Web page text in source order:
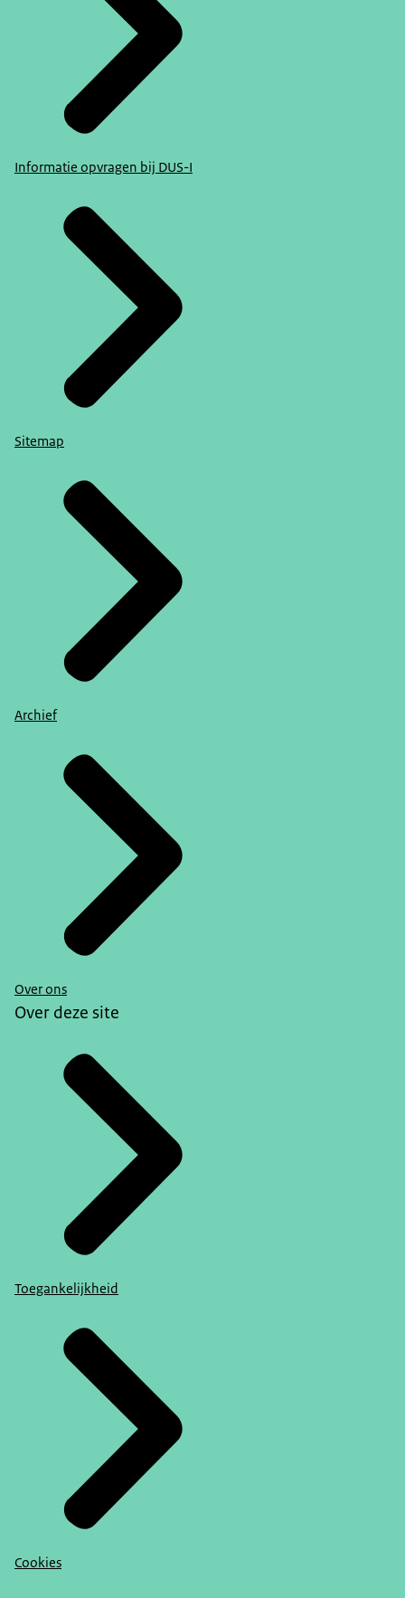
Informatie opvragen bij DUS-I
Sitemap
Archief
Over ons
Over deze site
Toegankelijkheid
Cookies